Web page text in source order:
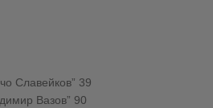
Славейков” 39
Вазов” 90